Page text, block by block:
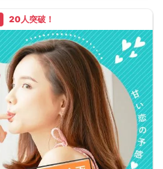
20人突破！